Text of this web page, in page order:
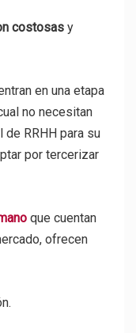
costosas y
en una etapa
no necesitan
RRHH para su
por tercerizar
que cuentan
ofrecen